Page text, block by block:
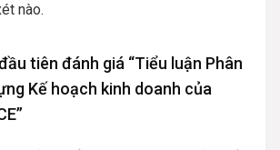
nào.
tiên đánh giá “Tiểu luận Phân
Kế hoạch kinh doanh của